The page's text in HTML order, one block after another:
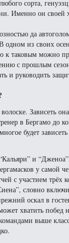
сорта,
Именно он своей
да
из своих
к таковым можно
с прошлым
и руководить
Зависеть
в Бергамо до
будет
и
у самой
с участием трёх
словно
оскал в
хватить побед
выше